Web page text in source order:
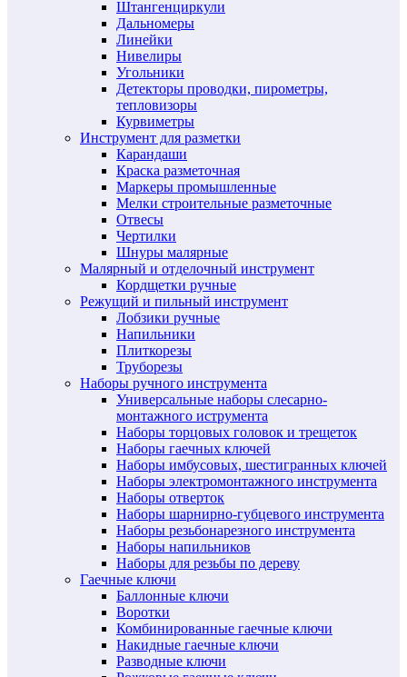
Штангенциркули
Дальномеры
Линейки
Нивелиры
Угольники
Детекторы проводки, пирометры,
тепловизоры
Курвиметры
Инструмент для разметки
Карандаши
Краска разметочная
Маркеры промышленные
Мелки строительные разметочные
Отвесы
Чертилки
Шнуры малярные
Малярный и отделочный инструмент
Кордщетки ручные
Режущий и пильный инструмент
Лобзики ручные
Напильники
Плиткорезы
Труборезы
Наборы ручного инструмента
Универсальные наборы слесарно-
монтажного иструмента
Наборы торцовых головок и трещеток
Наборы гаечных ключей
Наборы имбусовых, шестигранных ключей
Наборы электромонтажного инструмента
Наборы отверток
Наборы шарнирно-губцевого инструмента
Наборы резьбонарезного инструмента
Наборы напильников
Наборы для резьбы по дереву
Гаечные ключи
Баллонные ключи
Воротки
Комбинированные гаечные ключи
Накидные гаечные ключи
Разводные ключи